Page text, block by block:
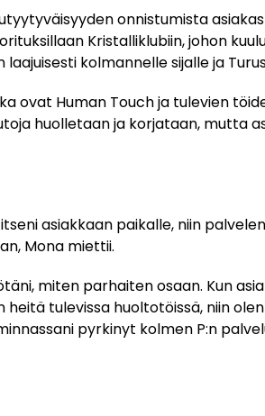
onnistumista
Kristalliklubiin, johon
kolmannelle sijalle ja
ovat Human Touch ja tulevien
huolletaan ja korjataan, mutta
asiakkaan paikalle, niin
Mona miettii.
miten parhaiten osaan. Kun
tulevissa huoltotöissä, niin
pyrkinyt kolmen P:n